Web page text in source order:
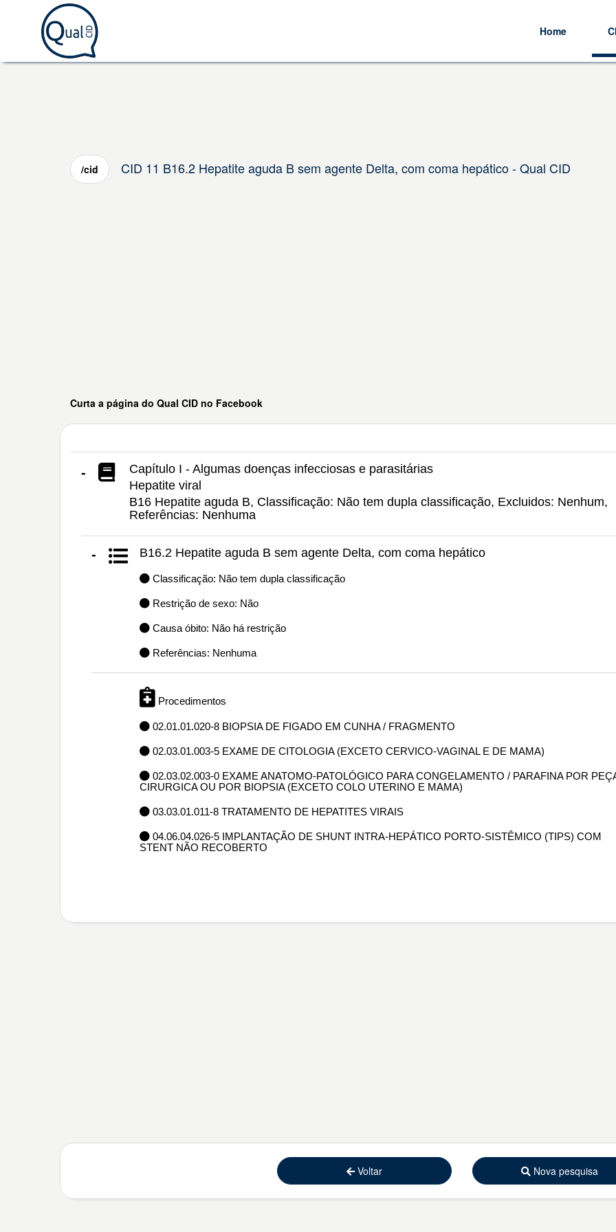
Home
/cid CID 11 B16.2 Hepatite aguda B sem agente Delta, com coma hepático - Qual CID
Curta a página do Qual CID no Facebook
-
Capítulo I - Algumas doenças infecciosas e parasitárias
Hepatite viral
B16 Hepatite aguda B, Classificação: Não tem dupla classificação, Excluidos: Nenhum,
Referências: Nenhuma
- B16.2 Hepatite aguda B sem agente Delta, com coma hepático
Classificação: Não tem dupla classificação
Restrição de sexo: Não
Causa óbito: Não há restrição
Referências: Nenhuma
Procedimentos
02.01.01.020-8 BIOPSIA DE FIGADO EM CUNHA / FRAGMENTO
02.03.01.003-5 EXAME DE CITOLOGIA (EXCETO CERVICO-VAGINAL E DE MAMA)
02.03.02.003-0 EXAME ANATOMO-PATOLÓGICO PARA CONGELAMENTO / PARAFINA POR
CIRURGICA OU POR BIOPSIA (EXCETO COLO UTERINO E MAMA)
03.03.01.011-8 TRATAMENTO DE HEPATITES VIRAIS
04.06.04.026-5 IMPLANTAÇÃO DE SHUNT INTRA-HEPÁTICO PORTO-SISTÊMICO (TIPS) COM
STENT NÃO RECOBERTO
Voltar Nova pesquisa